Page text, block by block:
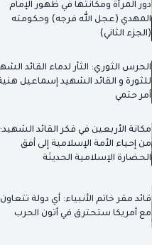
دور المرأة ومكانتها في ظهور الإمام
المهدي (عجل الله فرجه) وحكومته
(الجزء الثاني)
الحرس الثوري: الثأر لدماء القائد
للثورة و القائد الشهيد إسماعيل
أمر حتمي
مكانة الأربعين في فكر القائد الشهيد:
من إحياء الأمة الإسلامية إلى أفق
الحضارة الإسلامية الحديثة
قائد مقر خاتم الأنبياء: أي دولة تتعاون
مع أمريكا ستحترق في أتون الحرب